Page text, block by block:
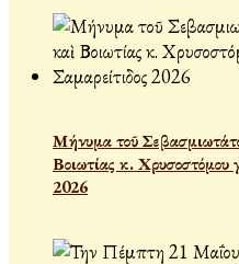
Μήνυμα τοῦ
Βοιωτίας κ. Χρυσοστόμου
2026